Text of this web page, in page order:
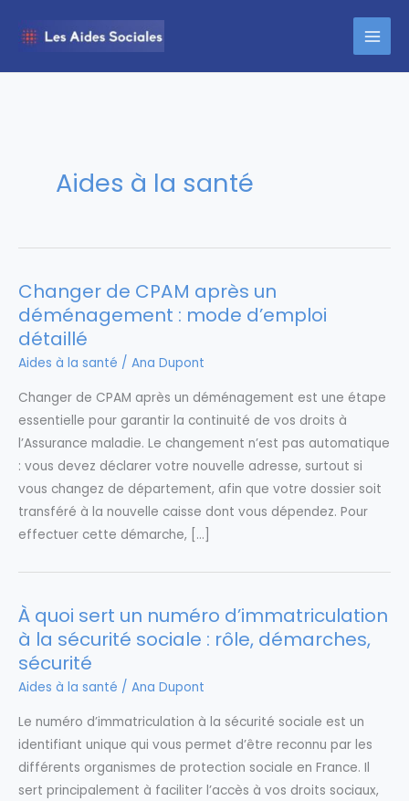
Aides à la santé
Changer de CPAM après un
déménagement : mode d’emploi
détaillé
Aides à la santé / Ana Dupont
Changer de CPAM après un déménagement est une étape
essentielle pour garantir la continuité de vos droits à
l’Assurance maladie. Le changement n’est pas automatique
: vous devez déclarer votre nouvelle adresse, surtout si
vous changez de département, afin que votre dossier soit
transféré à la nouvelle caisse dont vous dépendez. Pour
effectuer cette démarche, […]
À quoi sert un numéro d’immatriculation
à la sécurité sociale : rôle, démarches,
sécurité
Aides à la santé / Ana Dupont
Le numéro d’immatriculation à la sécurité sociale est un
identifiant unique qui vous permet d’être reconnu par les
différents organismes de protection sociale en France. Il
sert principalement à faciliter l’accès à vos droits sociaux,